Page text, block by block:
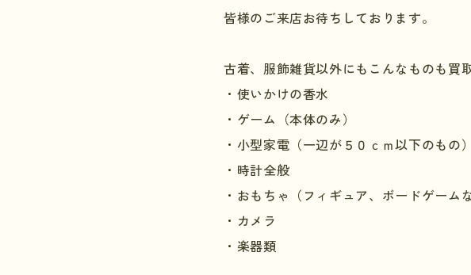
皆様のご来店お待ちしております。
古着、服飾雑貨以外にもこんなものも買
・使いかけの香水
・ゲーム（本体のみ）
・小型家電（一辺が５０ｃｍ以下のもの）
・時計全般
・おもちゃ（フィギュア、ボードゲームな
・カメラ
・楽器類